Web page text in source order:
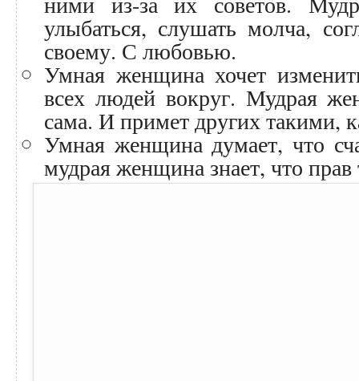
улыбаться, слушать молча,
своему. С любовью.
Умная женщина хочет
всех людей вокруг. Мудрая
сама. И примет других такими,
Умная женщина думает, что
мудрая женщина знает, что прав